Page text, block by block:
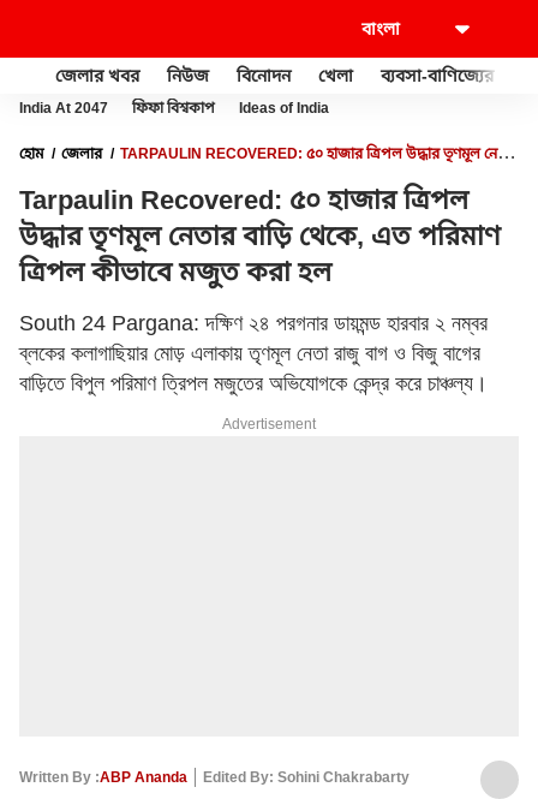
জেলার খবর নিউজ বিনোদন খেলা ব্যবসা-বাণিজ্যের
India At 2047 ফিফা বিশ্বকাপ Ideas of India
হোম জেলার
TARPAULIN RECOVERED: ৫০ হাজার ত্রিপল উদ্ধার তৃণমূল নেতার
Tarpaulin Recovered: ৫০ হাজার ত্রিপল
উদ্ধার তৃণমূল নেতার বাড়ি থেকে, এত পরিমাণ
ত্রিপল কীভাবে মজুত করা হল
South 24 Pargana: দক্ষিণ ২৪ পরগনার ডায়মন্ড হারবার ২ নম্বর
ব্লকের কলাগাছিয়ার মোড় এলাকায় তৃণমূল নেতা রাজু বাগ ও বিজু বাগের
বাড়িতে বিপুল পরিমাণ ত্রিপল মজুতের অভিযোগকে কেন্দ্র করে চাঞ্চল্য।
Advertisement
Written By :ABP Ananda
Edited By: Sohini Chakrabarty